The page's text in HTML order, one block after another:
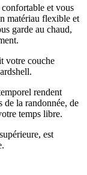
et vous
matériau flexible et
garde au chaud,
votre couche
rendent
de la randonnée, de
temps libre.
est